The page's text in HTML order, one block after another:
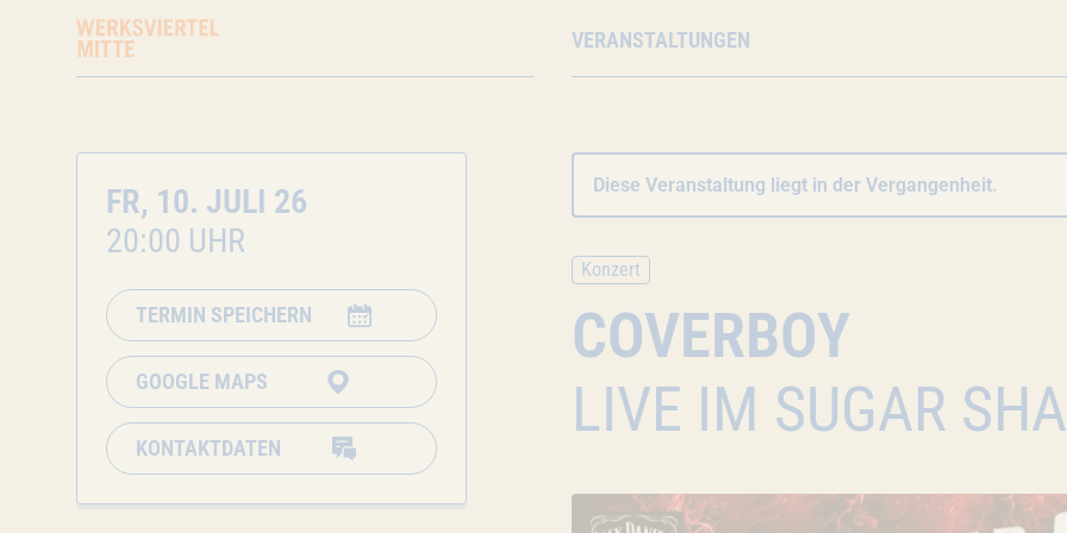
VERANSTALTUNGEN
Diese Veranstaltung liegt in der Vergangenheit.
Konzert
COVERBOY
LIVE IM SUGAR
FR, 10. JULI 26
20:00 UHR
TERMIN SPEICHERN
GOOGLE MAPS
KONTAKTDATEN